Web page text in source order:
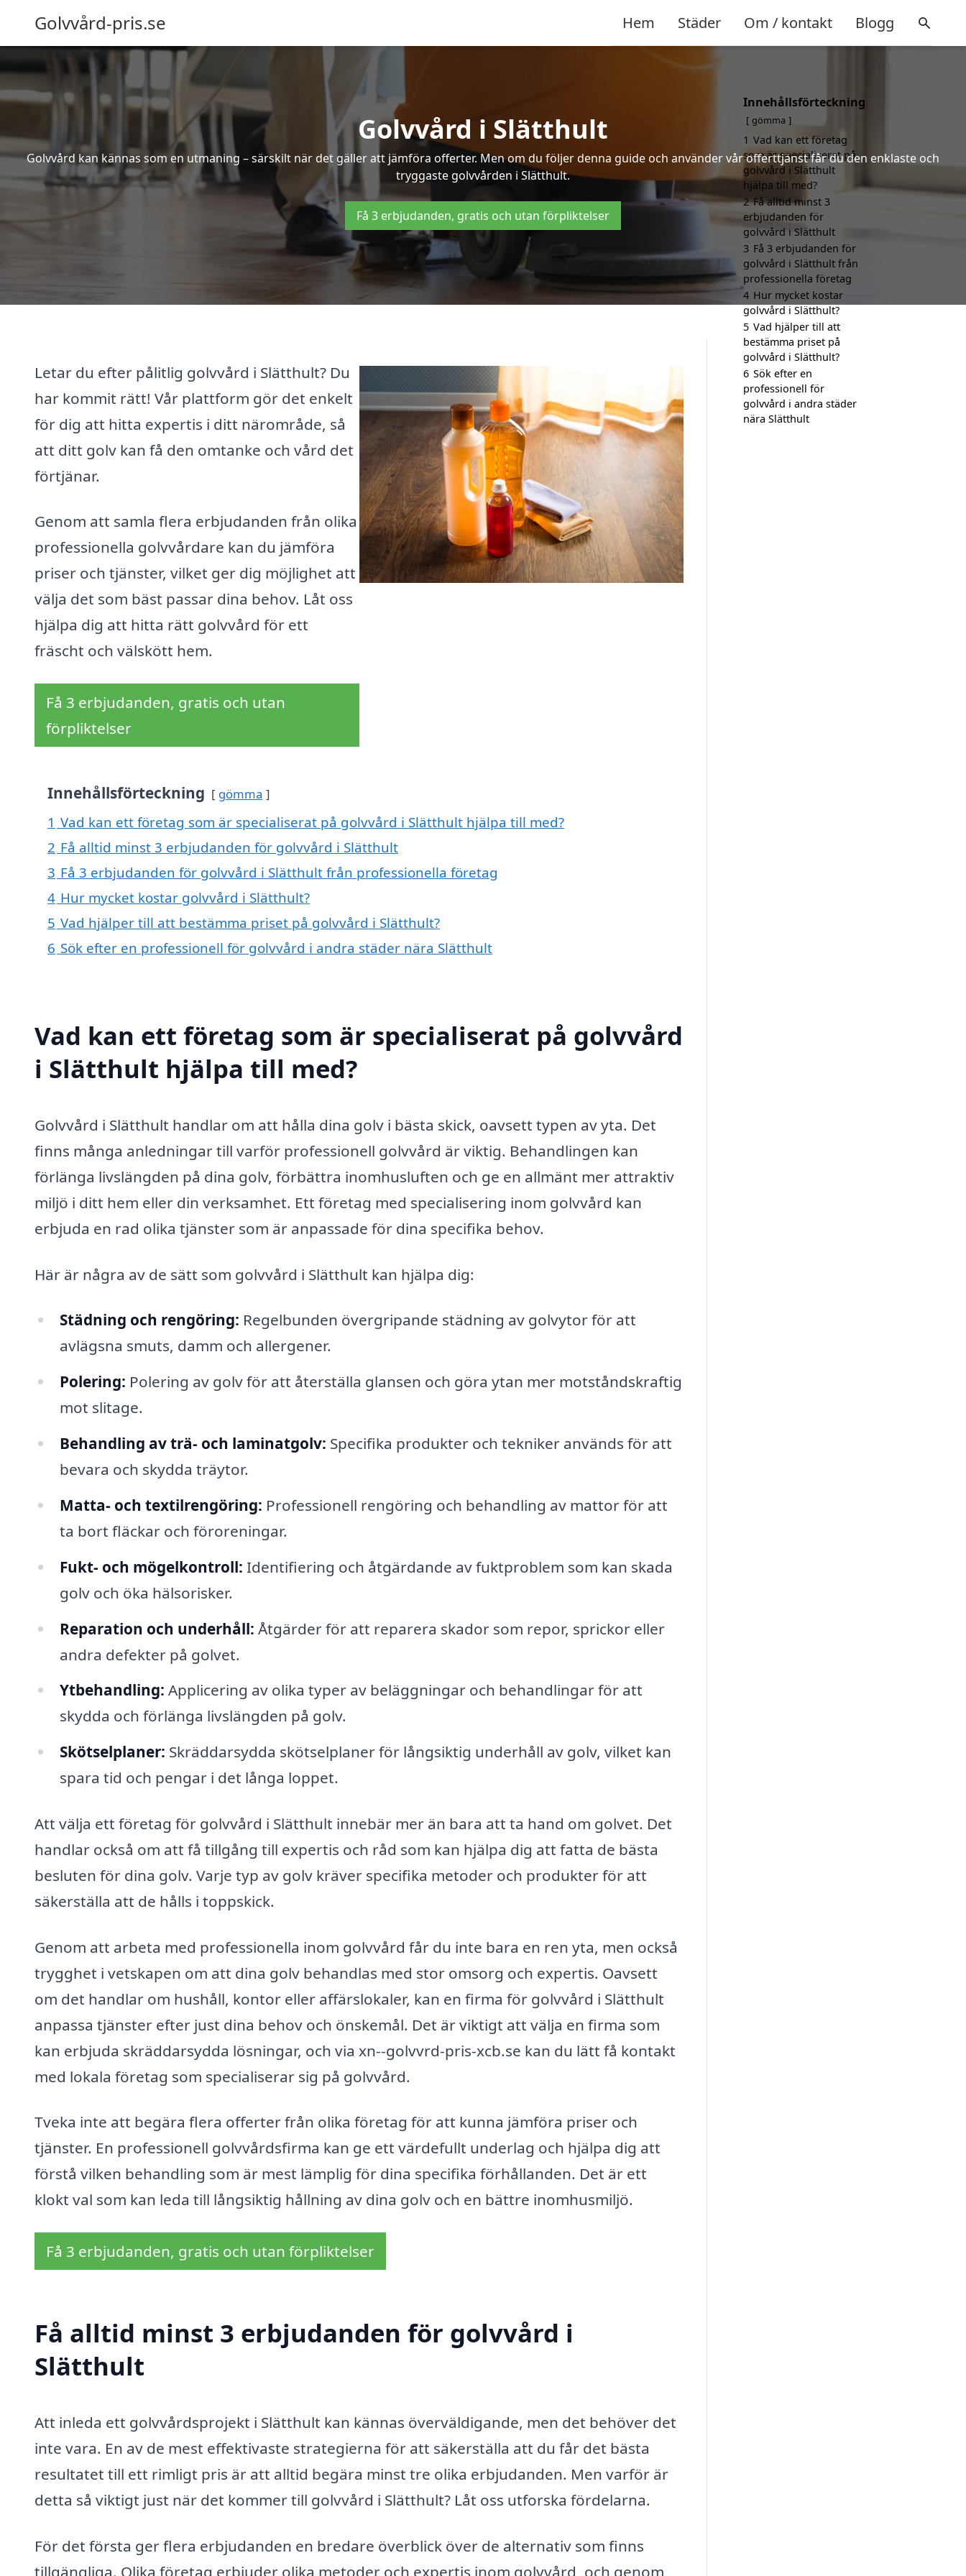
Golvvård-pris.se Hem Städer Om / kontakt Blogg
Golvvård i Slätthult
Golvvård kan kännas som en utmaning – särskilt när det gäller att jämföra offerter. Men om du följer denna guide och använder vår offerttjänst får du den enklaste och
tryggaste golvvården i Slätthult.
Få 3 erbjudanden, gratis och utan förpliktelser
Letar du efter pålitlig golvvård i Slätthult? Du
har kommit rätt! Vår plattform gör det enkelt
för dig att hitta expertis i ditt närområde, så
att ditt golv kan få den omtanke och vård det
förtjänar.
Genom att samla flera erbjudanden från olika
professionella golvvårdare kan du jämföra
priser och tjänster, vilket ger dig möjlighet att
välja det som bäst passar dina behov. Låt oss
hjälpa dig att hitta rätt golvvård för ett
fräscht och välskött hem.
Få 3 erbjudanden, gratis och utan
förpliktelser
Innehållsförteckning gömma
1 Vad kan ett företag som är specialiserat på golvvård i Slätthult hjälpa till med?
2 Få alltid minst 3 erbjudanden för golvvård i Slätthult
3 Få 3 erbjudanden för golvvård i Slätthult från professionella företag
4 Hur mycket kostar golvvård i Slätthult?
5 Vad hjälper till att bestämma priset på golvvård i Slätthult?
6 Sök efter en professionell för golvvård i andra städer nära Slätthult
Vad kan ett företag som är specialiserat på golvvård
i Slätthult hjälpa till med?
Golvvård i Slätthult handlar om att hålla dina golv i bästa skick, oavsett typen av yta. Det
finns många anledningar till varför professionell golvvård är viktig. Behandlingen kan
förlänga livslängden på dina golv, förbättra inomhusluften och ge en allmänt mer attraktiv
miljö i ditt hem eller din verksamhet. Ett företag med specialisering inom golvvård kan
erbjuda en rad olika tjänster som är anpassade för dina specifika behov.
Här är några av de sätt som golvvård i Slätthult kan hjälpa dig:
Städning och rengöring: Regelbunden övergripande städning av golvytor för att
avlägsna smuts, damm och allergener.
Polering: Polering av golv för att återställa glansen och göra ytan mer motståndskraftig
mot slitage.
Behandling av trä- och laminatgolv: Specifika produkter och tekniker används för att
bevara och skydda träytor.
Matta- och textilrengöring: Professionell rengöring och behandling av mattor för att
ta bort fläckar och föroreningar.
Fukt- och mögelkontroll: Identifiering och åtgärdande av fuktproblem som kan skada
golv och öka hälsorisker.
Reparation och underhåll: Åtgärder för att reparera skador som repor, sprickor eller
andra defekter på golvet.
Ytbehandling: Applicering av olika typer av beläggningar och behandlingar för att
skydda och förlänga livslängden på golv.
Skötselplaner: Skräddarsydda skötselplaner för långsiktig underhåll av golv, vilket kan
spara tid och pengar i det långa loppet.
Att välja ett företag för golvvård i Slätthult innebär mer än bara att ta hand om golvet. Det
handlar också om att få tillgång till expertis och råd som kan hjälpa dig att fatta de bästa
besluten för dina golv. Varje typ av golv kräver specifika metoder och produkter för att
säkerställa att de hålls i toppskick.
Genom att arbeta med professionella inom golvvård får du inte bara en ren yta, men också
trygghet i vetskapen om att dina golv behandlas med stor omsorg och expertis. Oavsett
om det handlar om hushåll, kontor eller affärslokaler, kan en firma för golvvård i Slätthult
anpassa tjänster efter just dina behov och önskemål. Det är viktigt att välja en firma som
kan erbjuda skräddarsydda lösningar, och via xn--golvvrd-pris-xcb.se kan du lätt få kontakt
med lokala företag som specialiserar sig på golvvård.
Tveka inte att begära flera offerter från olika företag för att kunna jämföra priser och
tjänster. En professionell golvvårdsfirma kan ge ett värdefullt underlag och hjälpa dig att
förstå vilken behandling som är mest lämplig för dina specifika förhållanden. Det är ett
klokt val som kan leda till långsiktig hållning av dina golv och en bättre inomhusmiljö.
Få 3 erbjudanden, gratis och utan förpliktelser
Få alltid minst 3 erbjudanden för golvvård i
Slätthult
Att inleda ett golvvårdsprojekt i Slätthult kan kännas överväldigande, men det behöver det
inte vara. En av de mest effektivaste strategierna för att säkerställa att du får det bästa
resultatet till ett rimligt pris är att alltid begära minst tre olika erbjudanden. Men varför är
detta så viktigt just när det kommer till golvvård i Slätthult? Låt oss utforska fördelarna.
För det första ger flera erbjudanden en bredare överblick över de alternativ som finns
tillgängliga. Olika företag erbjuder olika metoder och expertis inom golvvård, och genom
Innehållsförteckning
gömma
1 Vad kan ett företag
som är specialiserat på
golvvård i Slätthult
hjälpa till med?
2 Få alltid minst 3
erbjudanden för
golvvård i Slätthult
3 Få 3 erbjudanden för
golvvård i Slätthult från
professionella företag
4 Hur mycket kostar
golvvård i Slätthult?
5 Vad hjälper till att
bestämma priset på
golvvård i Slätthult?
6 Sök efter en
professionell för
golvvård i andra städer
nära Slätthult